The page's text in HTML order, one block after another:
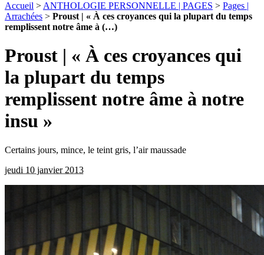
Accueil > ANTHOLOGIE PERSONNELLE | PAGES > Pages |
Arrachées > Proust | « À ces croyances qui la plupart du temps
remplissent notre âme à (…)
Proust | « À ces croyances qui
la plupart du temps
remplissent notre âme à notre
insu »
Certains jours, mince, le teint gris, l’air maussade
jeudi 10 janvier 2013